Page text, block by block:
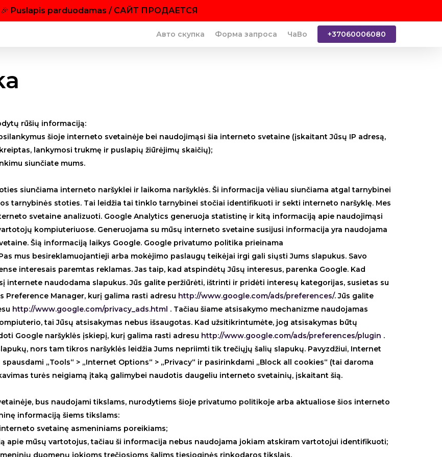
🎉 Puslapis parduodamas / САЙТ ПРОДАЕТСЯ
Авто скупка Форма запроса ЧаВо +37060006080
rūšių informaciją:
šioje interneto svetainėje bei naudojimąsi šia interneto svetaine (įskaitant Jūsų IP adresą,
lankymosi trukmę ir puslapių žiūrėjimų skaičių);
siunčiate mums.
siunčiama interneto naršyklei ir laikoma naršyklės. Ši informacija vėliau siunčiama atgal tarnybinei
tarnybinės stoties. Tai leidžia tai tinklo tarnybinei stočiai identifikuoti ir sekti interneto naršyklę. Mes
svetaine analizuoti. Google Analytics generuoja statistinę ir kitą informaciją apie naudojimąsi
kompiuteriuose. Generuojama su mūsų interneto svetaine susijusi informacija yra naudojama
Šią informaciją laikys Google. Google privatumo politika prieinama
mus besireklamuojantieji arba mokėjimo paslaugų teikėjai irgi gali siųsti Jums slapukus. Savo
interesais paremtas reklamas. Jas taip, kad atspindėtų Jūsų interesus, parenka Google. Kad
internete naudodama slapukus. Jūs galite peržiūrėti, ištrinti ir pridėti interesų kategorijas, susietas su
Preference Manager, kurį galima rasti adresu http://www.google.com/ads/preferences/. Jūs galite
http://www.google.com/privacy_ads.html . Tačiau šiame atsisakymo mechanizme naudojamas
tai Jūsų atsisakymas nebus išsaugotas. Kad užsitikrintumėte, jog atsisakymas būtų
Google naršyklės įskiepį, kurį galima rasti adresu http://www.google.com/ads/preferences/plugin .
nors tam tikros naršyklės leidžia Jums nepriimti tik trečiųjų šalių slapukų. Pavyzdžiui, Internet
„Tools“ > „Internet Options“ > „Privacy“ ir pasirinkdami „Block all cookies“ (tai daroma
turės neigiamą įtaką galimybei naudotis daugeliu interneto svetainių, įskaitant šią.
bus naudojami tikslams, nurodytiems šioje privatumo politikoje arba aktualiose šios interneto
informaciją šiems tikslams:
svetainę asmeniniams poreikiams;
apie mūsų vartotojus, tačiau ši informacija nebus naudojama jokiam atskiram vartotojui identifikuoti;
duomenų jokioms trečiosioms šalims tiesioginės rinkodaros tikslais.